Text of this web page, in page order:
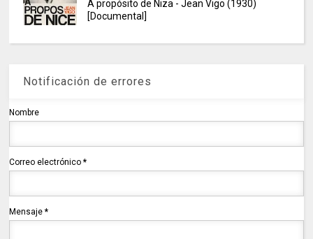
A propósito de Niza - Jean Vigo (1930)
[Documental]
Notificación de errores
Nombre
Correo electrónico*
Mensaje*